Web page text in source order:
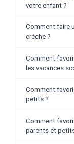
votre enfant ?
Comment faire
crèche ?
Comment
les vacances
Comment
petits ?
Comment
parents et